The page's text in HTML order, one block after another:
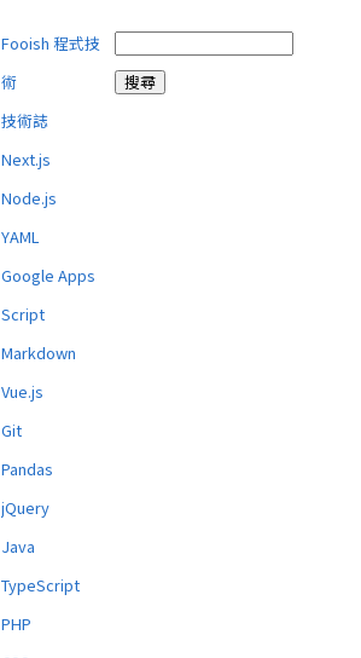
Fooish 程式技
術
技術誌
Next.js
Node.js
YAML
Google Apps
Script
Markdown
Vue.js
Git
Pandas
jQuery
Java
TypeScript
PHP